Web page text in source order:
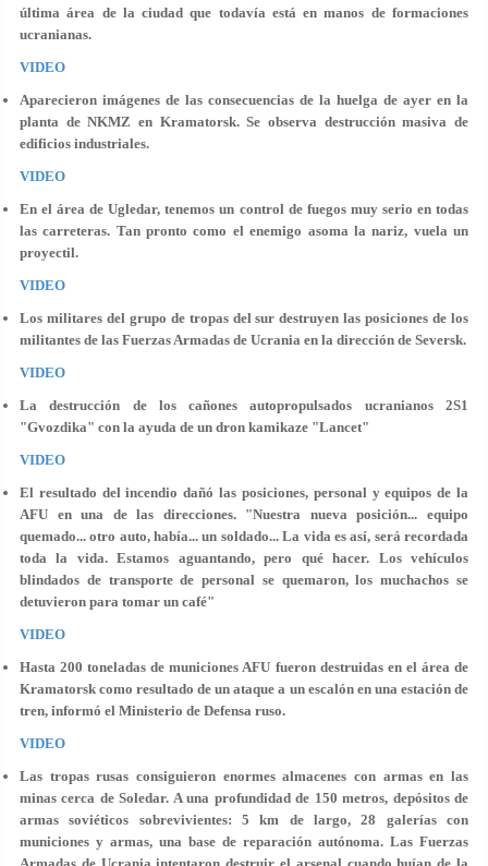
última área de la ciudad que todavía está en manos de formaciones
ucranianas.
VIDEO
Aparecieron imágenes de las consecuencias de la huelga de ayer en la
planta de NKMZ en Kramatorsk. Se observa destrucción masiva de
edificios industriales.
VIDEO
En el área de Ugledar, tenemos un control de fuegos muy serio en todas
las carreteras. Tan pronto como el enemigo asoma la nariz, vuela un
proyectil.
VIDEO
Los militares del grupo de tropas del sur destruyen las posiciones de los
militantes de las Fuerzas Armadas de Ucrania en la dirección de Seversk.
VIDEO
La destrucción de los cañones autopropulsados ucranianos 2S1
"Gvozdika" con la ayuda de un dron kamikaze "Lancet"
VIDEO
El resultado del incendio dañó las posiciones, personal y equipos de la
AFU en una de las direcciones. "Nuestra nueva posición... equipo
quemado... otro auto, había... un soldado... La vida es así, será recordada
toda la vida. Estamos aguantando, pero qué hacer. Los vehículos
blindados de transporte de personal se quemaron, los muchachos se
detuvieron para tomar un café"
VIDEO
Hasta 200 toneladas de municiones AFU fueron destruidas en el área de
Kramatorsk como resultado de un ataque a un escalón en una estación de
tren, informó el Ministerio de Defensa ruso.
VIDEO
Las tropas rusas consiguieron enormes almacenes con armas en las
minas cerca de Soledar. A una profundidad de 150 metros, depósitos de
armas soviéticos sobrevivientes: 5 km de largo, 28 galerías con
municiones y armas, una base de reparación autónoma. Las Fuerzas